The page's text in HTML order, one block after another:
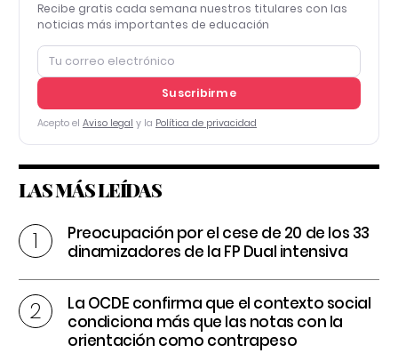
Recibe gratis cada semana nuestros titulares con las
noticias más importantes de educación
Suscribirme
Acepto el Aviso legal y la Política de privacidad
LAS MÁS LEÍDAS
Preocupación por el cese de 20 de los 33
dinamizadores de la FP Dual intensiva
La OCDE confirma que el contexto social
condiciona más que las notas con la
orientación como contrapeso